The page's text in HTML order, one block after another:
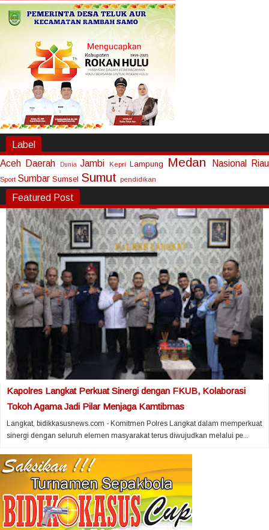
Label
Aceh Daerah Dunia Jambi Kepri Lampung Medan Nasional Riau
Sport Sumbar Sumsel Sumut pendidikan
Featured Post
Kapolres Langkat Perkuat Sinergi dengan FKUB, Kolaborasi
Tokoh Agama Jadi Pilar Menjaga Kamtibmas
Langkat, bidikkasusnews.com - Komitmen Polres Langkat dalam memperkuat
sinergi dengan seluruh elemen masyarakat terus diwujudkan melalui pe...